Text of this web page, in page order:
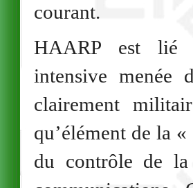
courant.
HAARP est lié
intensive menée
clairement
qu’élément de la
du contrôle de la